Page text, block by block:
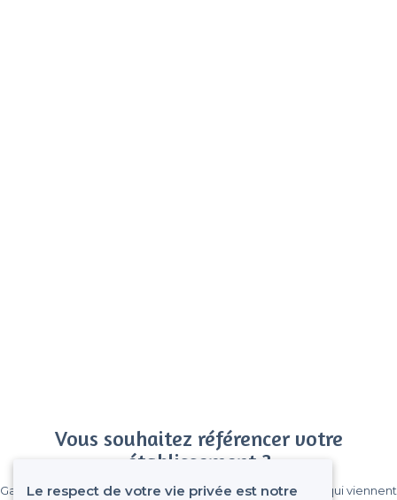
Vous souhaitez référencer votre
établissement ?
Gagnez de nombreux clients parmi le million de visiteurs qui viennent
Le respect de votre vie privée est notre